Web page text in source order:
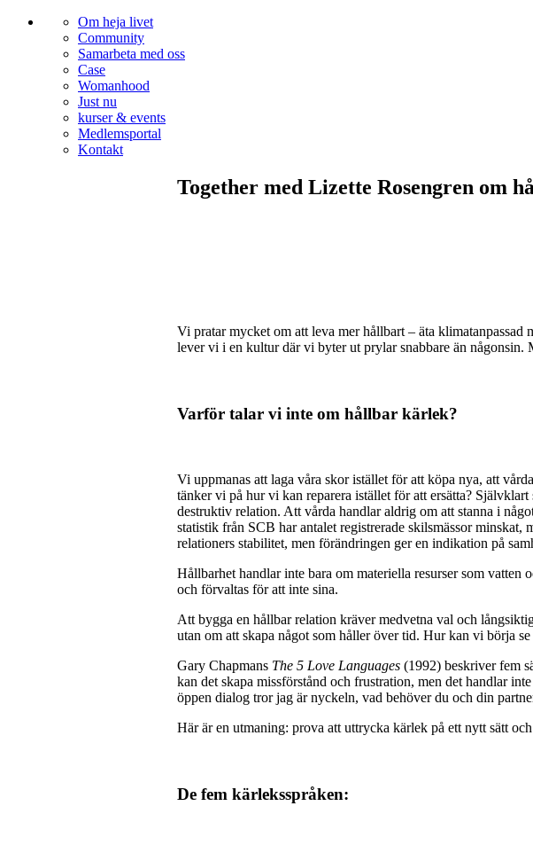
Om heja livet
Community
Samarbeta med oss
Case
Womanhood
Just nu
kurser & events
Medlemsportal
Kontakt
Together med Lizette Rosengren om
Vi pratar mycket om att leva mer hållbart – äta
lever vi i en kultur där vi byter ut prylar snabbare än någonsin.
Varför talar vi inte om hållbar kärlek?
Vi uppmanas att laga våra skor istället för att köpa nya, att
tänker vi på hur vi kan reparera istället för att ersätta?
destruktiv relation. Att vårda handlar aldrig om att stanna i
statistik från SCB har antalet registrerade skilsmässor minskat,
relationers stabilitet, men förändringen ger en indikation på
Hållbarhet handlar inte bara om materiella resurser som vatten
och förvaltas för att inte sina.
Att bygga en hållbar relation kräver medvetna val och
utan om att skapa något som håller över tid. Hur kan vi börja
Gary Chapmans The 5 Love Languages (1992) beskriver fem
kan det skapa missförstånd och frustration, men det handlar
öppen dialog tror jag är nyckeln, vad behöver du och din
Här är en utmaning: prova att uttrycka kärlek på ett nytt sätt
De fem kärleksspråken: